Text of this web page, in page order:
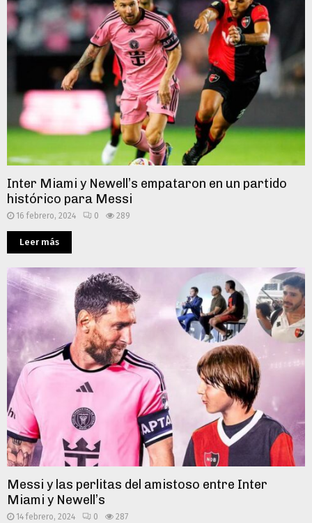
Inter Miami y Newell’s empataron en un partido
histórico para Messi
16 febrero, 2024 0 289
Leer más
Messi y las perlitas del amistoso entre Inter
Miami y Newell’s
14 febrero, 2024 0 287